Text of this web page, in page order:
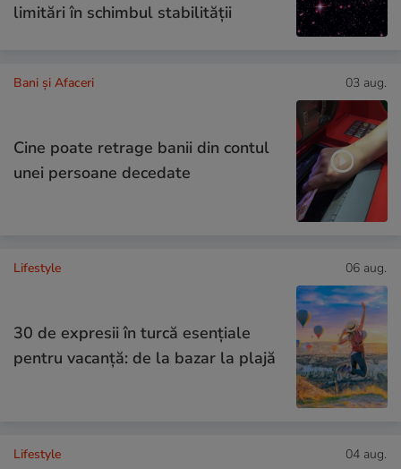
limitări în schimbul stabilității
Bani și Afaceri 03 aug.
Cine poate retrage banii din contul
unei persoane decedate
Lifestyle 06 aug.
30 de expresii în turcă esențiale
pentru vacanță: de la bazar la plajă
Lifestyle 04 aug.